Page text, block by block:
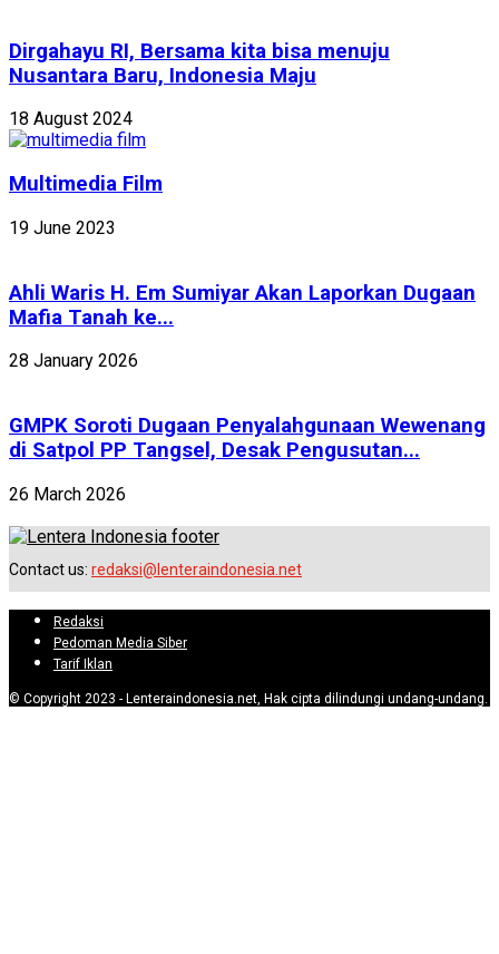
Dirgahayu RI, Bersama kita bisa menuju
Nusantara Baru, Indonesia Maju
18 August 2024
Multimedia Film
19 June 2023
Ahli Waris H. Em Sumiyar Akan Laporkan Dugaan
Mafia Tanah ke...
28 January 2026
GMPK Soroti Dugaan Penyalahgunaan Wewenang
di Satpol PP Tangsel, Desak Pengusutan...
26 March 2026
Contact us: redaksi@lenteraindonesia.net
Redaksi
Pedoman Media Siber
Tarif Iklan
© Copyright 2023 - Lenteraindonesia.net, Hak cipta dilindungi undang-undang.